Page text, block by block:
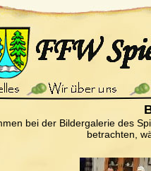
bei der Bildergalerie des
betrachten,